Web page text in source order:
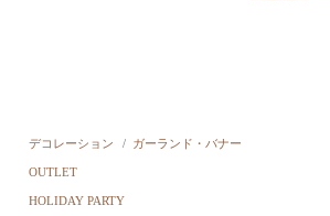
デコレーション / ガーランド・バナー
OUTLET
HOLIDAY PARTY